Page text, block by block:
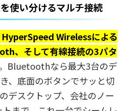
使い分けるマルチ接続
Wirelessによる
、そして有線接続の3パタ
Bluetoothなら最大3台のデ
、底面のボタンでサッと切
デスクトップ、会社のノー